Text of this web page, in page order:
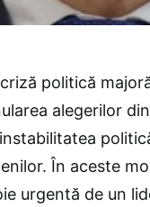
politică
alegerilor
În aceste
urgentă de un